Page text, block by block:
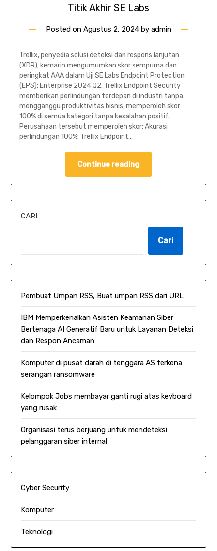
Titik Akhir SE Labs
Posted on Agustus 2, 2024by admin
Trellix, penyedia solusi deteksi dan respons lanjutan
(XDR), kemarin mengumumkan skor sempurna dan
peringkat AAA dalam Uji SE Labs Endpoint Protection
(EPS): Enterprise 2024 Q2. Trellix Endpoint Security
memberikan perlindungan terdepan di industri tanpa
mengganggu produktivitas bisnis, memperoleh skor
100% di semua kategori tanpa kesalahan positif.
Perusahaan tersebut memperoleh skor: Akurasi
perlindungan 100%: Trellix Endpoint…
Continue reading
CARI
Cari
Pembuat Umpan RSS, Buat umpan RSS dari URL
IBM Memperkenalkan Asisten Keamanan Siber
Bertenaga AI Generatif Baru untuk Layanan Deteksi
dan Respon Ancaman
Komputer di pusat darah di tenggara AS terkena
serangan ransomware
Kelompok Jobs membayar ganti rugi atas keyboard
yang rusak
Organisasi terus berjuang untuk mendeteksi
pelanggaran siber internal
Cyber Security
Komputer
Teknologi